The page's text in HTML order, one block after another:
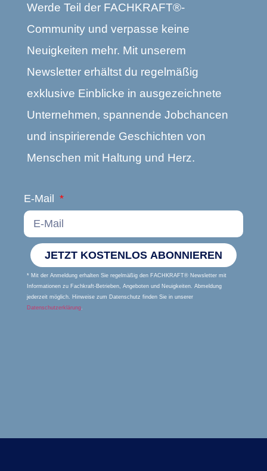
Werde Teil der FACHKRAFT®-
Community und verpasse keine
Neuigkeiten mehr. Mit unserem
Newsletter erhältst du regelmäßig
exklusive Einblicke in ausgezeichnete
Unternehmen, spannende Jobchancen
und inspirierende Geschichten von
Menschen mit Haltung und Herz.
E-Mail
JETZT KOSTENLOS ABONNIEREN
* Mit der Anmeldung erhalten Sie regelmäßig den FACHKRAFT® Newsletter mit
Informationen zu Fachkraft-Betrieben, Angeboten und Neuigkeiten. Abmeldung
jederzeit möglich. Hinweise zum Datenschutz finden Sie in unserer
Datenschutzerklärung